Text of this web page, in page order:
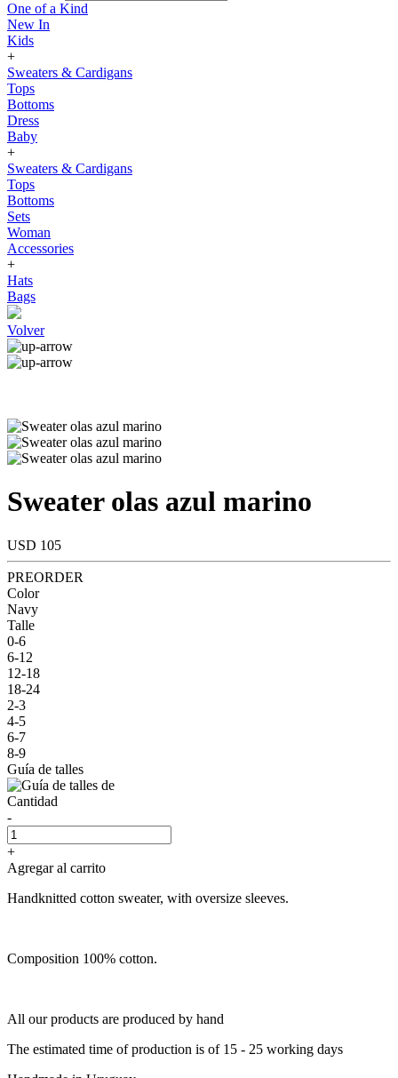
One of a Kind
New In
Kids
+
Sweaters & Cardigans
Tops
Bottoms
Dress
Baby
+
Sweaters & Cardigans
Tops
Bottoms
Sets
Woman
Accessories
+
Hats
Bags
Volver
Sweater olas azul marino
USD 105
PREORDER
Color
Navy
Talle
0-6
6-12
12-18
18-24
2-3
4-5
6-7
8-9
Guía de talles
Cantidad
-
+
Agregar al carrito
Handknitted cotton sweater, with oversize sleeves.
Composition 100% cotton.
All our products are produced by hand
The estimated time of production is of 15 - 25 working days